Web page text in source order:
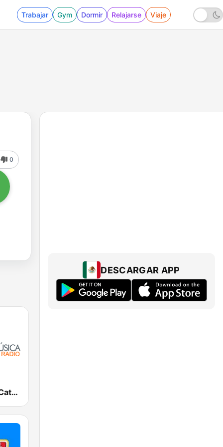
Trabajar Gym Dormir Relajarse Viaje
0
Sólo Música Católica Radio
DESCARGAR APP